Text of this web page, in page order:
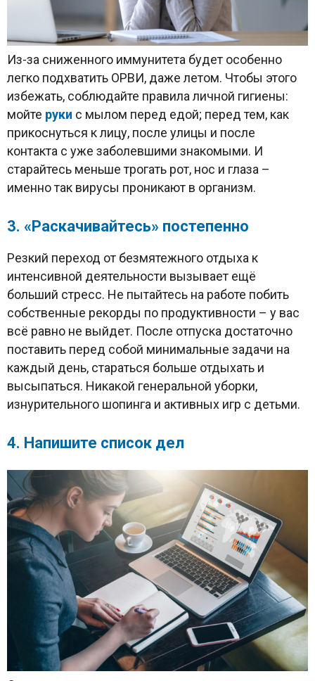
Из-за сниженного иммунитета будет особенно
легко подхватить ОРВИ, даже летом. Чтобы этого
избежать, соблюдайте правила личной гигиены:
мойте руки с мылом перед едой; перед тем, как
прикоснуться к лицу, после улицы и после
контакта с уже заболевшими знакомыми. И
старайтесь меньше трогать рот, нос и глаза –
именно так вирусы проникают в организм.
3. «Раскачивайтесь» постепенно
Резкий переход от безмятежного отдыха к
интенсивной деятельности вызывает ещё
больший стресс. Не пытайтесь на работе побить
собственные рекорды по продуктивности – у вас
всё равно не выйдет. После отпуска достаточно
поставить перед собой минимальные задачи на
каждый день, стараться больше отдыхать и
высыпаться. Никакой генеральной уборки,
изнурительного шопинга и активных игр с детьми.
4. Напишите список дел